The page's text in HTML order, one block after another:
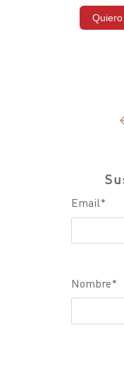
Email*
Nombre*